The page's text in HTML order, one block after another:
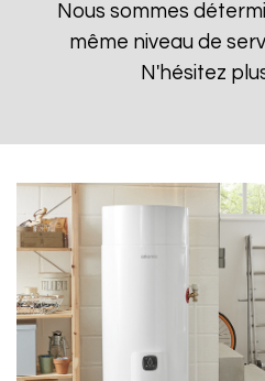
Nous sommes
même niveau de
N'hésitez